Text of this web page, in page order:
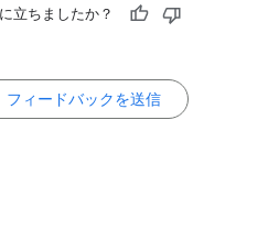
立ちましたか？
フィードバックを送信